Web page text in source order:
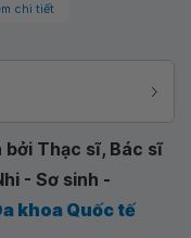
chi tiết
Thạc sĩ, Bác sĩ
- Sơ sinh -
khoa Quốc tế